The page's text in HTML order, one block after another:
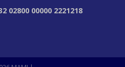
02800 00000 2221218